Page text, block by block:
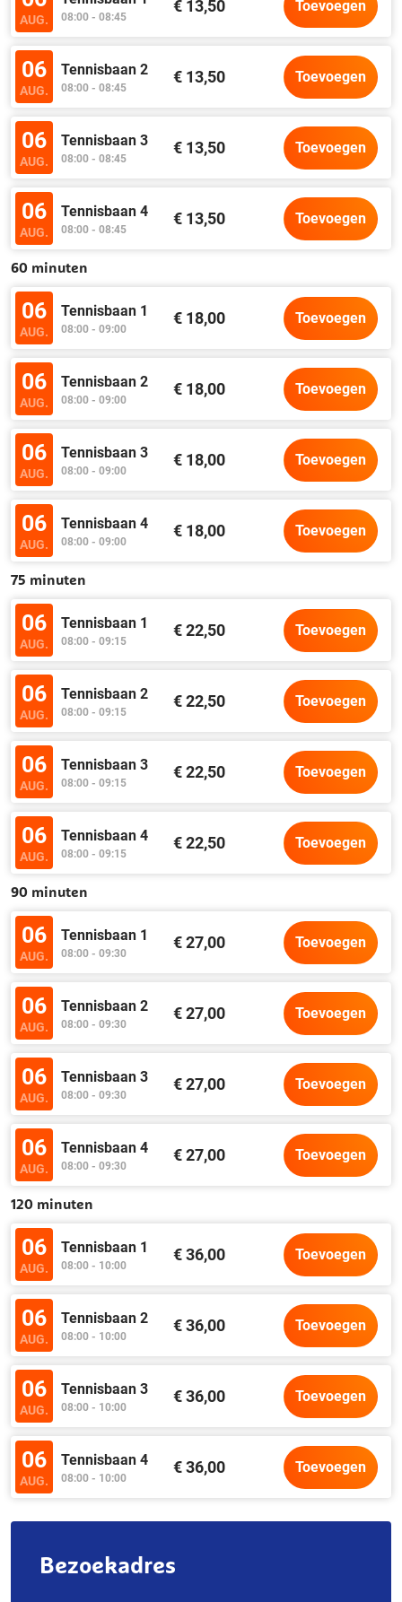
AUG. 08:00 - 08:45
€ 13,50 Toevoegen
06
AUG.
Tennisbaan 2
08:00 - 08:45
€ 13,50 Toevoegen
06
AUG.
Tennisbaan 3
08:00 - 08:45
€ 13,50 Toevoegen
06
AUG.
Tennisbaan 4
08:00 - 08:45
€ 13,50 Toevoegen
60 minuten
06
AUG.
Tennisbaan 1
08:00 - 09:00
€ 18,00 Toevoegen
06
AUG.
Tennisbaan 2
08:00 - 09:00
€ 18,00 Toevoegen
06
AUG.
Tennisbaan 3
08:00 - 09:00
€ 18,00 Toevoegen
06
AUG.
Tennisbaan 4
08:00 - 09:00
€ 18,00 Toevoegen
75 minuten
06
AUG.
Tennisbaan 1
08:00 - 09:15
€ 22,50 Toevoegen
06
AUG.
Tennisbaan 2
08:00 - 09:15
€ 22,50 Toevoegen
06
AUG.
Tennisbaan 3
08:00 - 09:15
€ 22,50 Toevoegen
06
AUG.
Tennisbaan 4
08:00 - 09:15
€ 22,50 Toevoegen
90 minuten
06
AUG.
Tennisbaan 1
08:00 - 09:30
€ 27,00 Toevoegen
06
AUG.
Tennisbaan 2
08:00 - 09:30
€ 27,00 Toevoegen
06
AUG.
Tennisbaan 3
08:00 - 09:30
€ 27,00 Toevoegen
06
AUG.
Tennisbaan 4
08:00 - 09:30
€ 27,00 Toevoegen
120 minuten
06
AUG.
Tennisbaan 1
08:00 - 10:00
€ 36,00 Toevoegen
06
AUG.
Tennisbaan 2
08:00 - 10:00
€ 36,00 Toevoegen
06
AUG.
Tennisbaan 3
08:00 - 10:00
€ 36,00 Toevoegen
06
AUG.
Tennisbaan 4
08:00 - 10:00
€ 36,00 Toevoegen
Bezoekadres